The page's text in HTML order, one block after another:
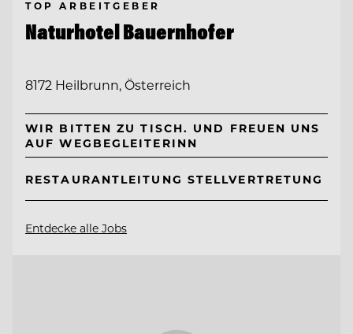
TOP ARBEITGEBER
Naturhotel Bauernhofer
8172 Heilbrunn, Österreich
WIR BITTEN ZU TISCH. UND FREUEN UNS
AUF WEGBEGLEITERINN
RESTAURANTLEITUNG STELLVERTRETUNG
Entdecke alle Jobs